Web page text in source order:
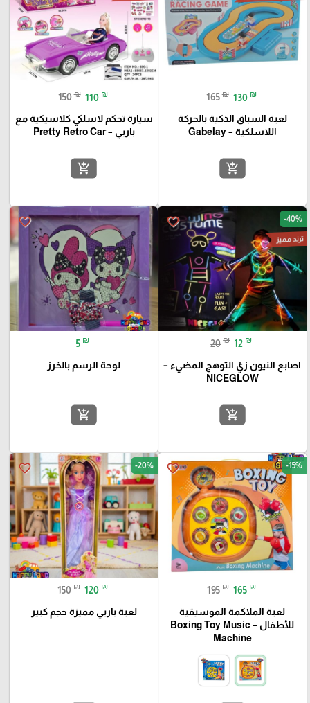
165 ₪ 130 ₪
لعبة السباق الذكية بالحركة
اللاسلكية – Gabelay
add_shopping_cart
150 ₪ 110 ₪
سيارة تحكم لاسلكي كلاسيكية مع
باربي – Pretty Retro Car
add_shopping_cart
favorite_border -40%
ترند مميز
20 ₪ 12 ₪
اصابع النيون زيّ التوهج المضيء –
NICEGLOW
add_shopping_cart
favorite_border
5 ₪
لوحة الرسم بالخرز
add_shopping_cart
favorite_border -15%
195 ₪ 165 ₪
لعبة الملاكمة الموسيقية
للأطفال – Boxing Toy Music
Machine
favorite_border -20%
150 ₪ 120 ₪
لعبة باربي مميزة حجم كبير